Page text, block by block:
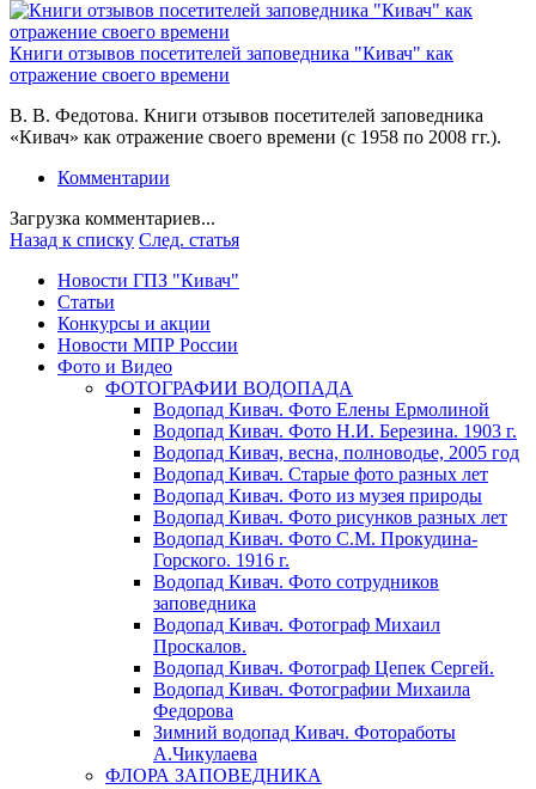
Книги отзывов посетителей заповедника "Кивач" как
отражение своего времени
В. В. Федотова. Книги отзывов посетителей заповедника
«Кивач» как отражение своего времени (с 1958 по 2008 гг.).
Комментарии
Загрузка комментариев...
Назад к списку След. статья
Новости ГПЗ "Кивач"
Статьи
Конкурсы и акции
Новости МПР России
Фото и Видео
ФОТОГРАФИИ ВОДОПАДА
Водопад Кивач. Фото Елены Ермолиной
Водопад Кивач. Фото Н.И. Березина. 1903 г.
Водопад Кивач, весна, полноводье, 2005 год
Водопад Кивач. Старые фото разных лет
Водопад Кивач. Фото из музея природы
Водопад Кивач. Фото рисунков разных лет
Водопад Кивач. Фото С.М. Прокудина-
Горского. 1916 г.
Водопад Кивач. Фото сотрудников
заповедника
Водопад Кивач. Фотограф Михаил
Проскалов.
Водопад Кивач. Фотограф Цепек Сергей.
Водопад Кивач. Фотографии Михаила
Федорова
Зимний водопад Кивач. Фотоработы
А.Чикулаева
ФЛОРА ЗАПОВЕДНИКА